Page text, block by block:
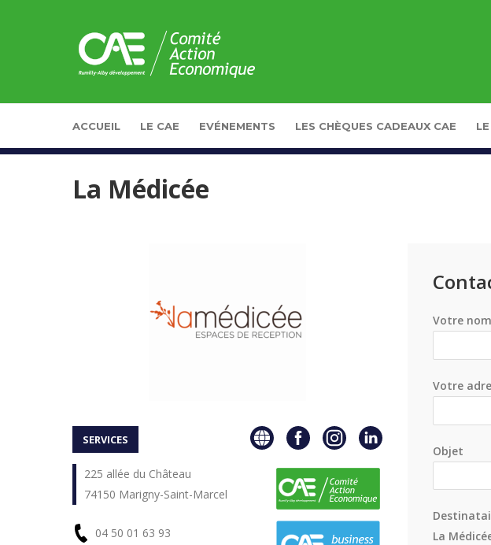
ACCUEIL LE CAE EVÉNEMENTS LES CHÈQUES CADEAUX CAE
La Médicée
SERVICES
225 allée du Château
74150 Marigny-Saint-Marcel
04 50 01 63 93
Votre
Votre
Objet
La